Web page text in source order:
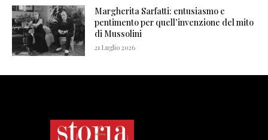
Margherita Sarfatti: entusiasmo e
pentimento per quell’invenzione del mito
di Mussolini
21 Luglio 2026